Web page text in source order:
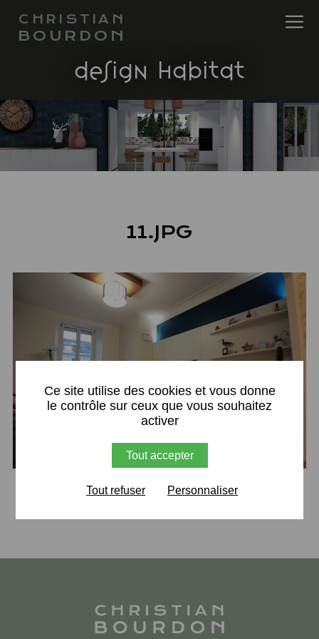
CHRISTIAN
BOURDON
design habitat
11.JPG
Retour
Ce site utilise des cookies et vous donne
le contrôle sur ceux que vous souhaitez
activer
Tout accepter
Tout refuser Personnaliser